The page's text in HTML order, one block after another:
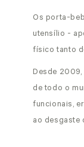
Os porta-
utensílio -
físico tanto
Desde
de todo o
funcionais,
ao desgaste